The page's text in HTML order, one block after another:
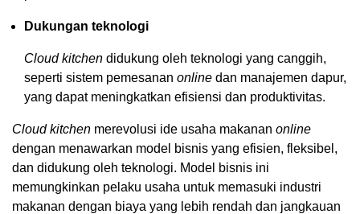
Dukungan teknologi
Cloud kitchen didukung oleh teknologi yang canggih,
seperti sistem pemesanan online dan manajemen dapur,
yang dapat meningkatkan efisiensi dan produktivitas.
Cloud kitchen merevolusi ide usaha makanan online
dengan menawarkan model bisnis yang efisien, fleksibel,
dan didukung oleh teknologi. Model bisnis ini
memungkinkan pelaku usaha untuk memasuki industri
makanan dengan biaya yang lebih rendah dan jangkauan